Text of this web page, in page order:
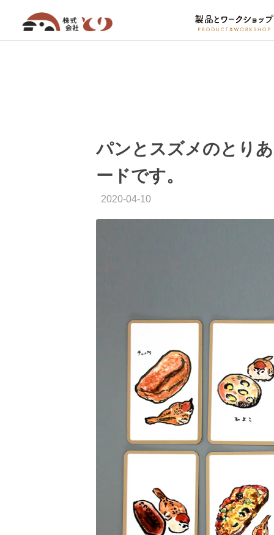
パンとスズメのとり
ードです。
2020-04-10